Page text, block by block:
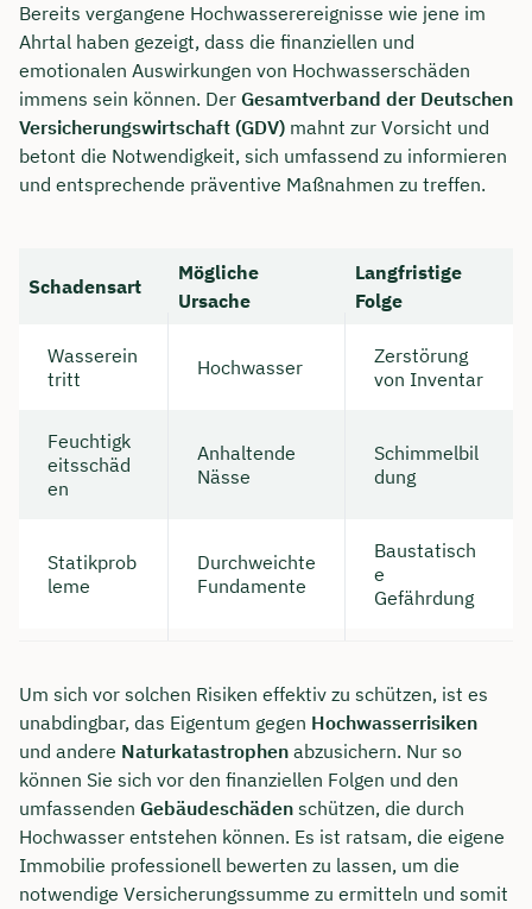
Bereits vergangene Hochwasserereignisse wie jene im
Ahrtal haben gezeigt, dass die finanziellen und
emotionalen Auswirkungen von Hochwasserschäden
immens sein können. Der Gesamtverband der Deutschen
Versicherungswirtschaft (GDV) mahnt zur Vorsicht und
betont die Notwendigkeit, sich umfassend zu informieren
und entsprechende präventive Maßnahmen zu treffen.
Schadensart
Mögliche
Ursache
Langfristige
Folge
Wasserein
tritt
Hochwasser
Zerstörung
von Inventar
Feuchtigk
eitsschäd
en
Anhaltende
Nässe
Schimmelbil
dung
Statikprob
leme
Durchweichte
Fundamente
Baustatisch
e
Gefährdung
Um sich vor solchen Risiken effektiv zu schützen, ist es
unabdingbar, das Eigentum gegen Hochwasserrisiken
und andere Naturkatastrophen abzusichern. Nur so
können Sie sich vor den finanziellen Folgen und den
umfassenden Gebäudeschäden schützen, die durch
Hochwasser entstehen können. Es ist ratsam, die eigene
Immobilie professionell bewerten zu lassen, um die
notwendige Versicherungssumme zu ermitteln und somit
Jetzt persönliches
Beratungsgespräch mit Jonas
Ubben sichern 🤝
Wir beraten dich Montag bis Freitag von 8 bis